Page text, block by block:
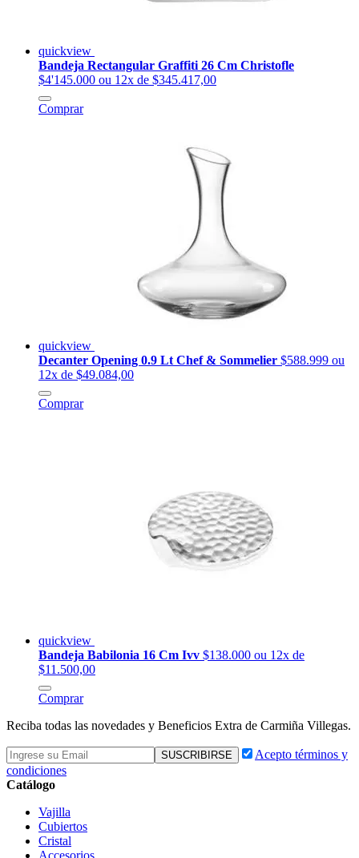
quickview
Bandeja Rectangular Graffiti 26 Cm Christofle
$4'145.000 ou 12x de $345.417,00
Comprar
quickview
Decanter Opening 0.9 Lt Chef & Sommelier $588.999 ou
12x de $49.084,00
Comprar
quickview
Bandeja Babilonia 16 Cm Ivv $138.000 ou 12x de
$11.500,00
Comprar
Reciba todas las novedades y Beneficios Extra de Carmiña Villegas.
Acepto términos y
condiciones
Catálogo
Vajilla
Cubiertos
Cristal
Accesorios